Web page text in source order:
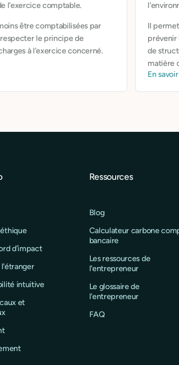
l'exercice comptable.
être comptabilisées par
le principe de
à l'exercice concerné.
Il
prévenir
de
matière
En
d’impact
l'étranger
intuitive
et
Ressources
Blog
Calculateur carbone
bancaire
Les ressources de
l'entrepreneur
Le glossaire de
l'entrepreneur
FAQ